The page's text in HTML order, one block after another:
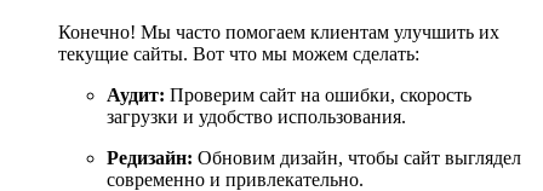
Конечно! Мы часто помогаем клиентам улучшить их
текущие сайты. Вот что мы можем сделать:
Аудит: Проверим сайт на ошибки, скорость
загрузки и удобство использования.
Редизайн: Обновим дизайн, чтобы сайт выглядел
современно и привлекательно.